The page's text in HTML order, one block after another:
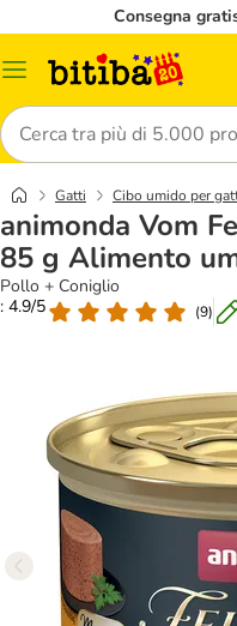
Consegna
Overview
Cerca
Gatti Cibo umido per
animonda Vom
85 g Alimento
Pollo + Coniglio
: 4.9/5
(9)